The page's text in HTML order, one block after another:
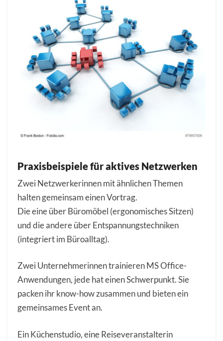
Praxisbeispiele für aktives Netzwerken
Zwei Netzwerkerinnen mit ähnlichen Themen
halten gemeinsam einen Vortrag.
Die eine über Büromöbel (ergonomisches Sitzen)
und die andere über Entspannungstechniken
(integriert im Büroalltag).
Zwei Unternehmerinnen trainieren MS Office-
Anwendungen, jede hat einen Schwerpunkt. Sie
packen ihr know-how zusammen und bieten ein
gemeinsames Event an.
Ein Küchenstudio, eine Reiseveranstalterin